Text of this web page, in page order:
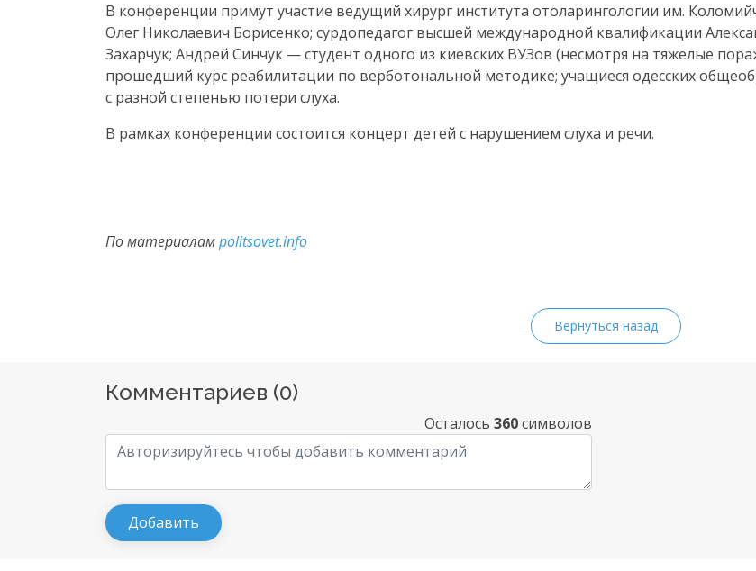
В конференции примут участие ведущий хирург института отоларингологии им.
Олег Николаевич Борисенко; сурдопедагог высшей международной квалификации
Захарчук; Андрей Синчук — студент одного из киевских ВУЗов (несмотря на тяжелые
прошедший курс реабилитации по верботональной методике; учащиеся одесских
с разной степенью потери слуха.
В рамках конференции состоится концерт детей с нарушением слуха и речи.
По материаламpolitsovet.info
Вернуться назад
Комментариев (0)
Осталось 360символов